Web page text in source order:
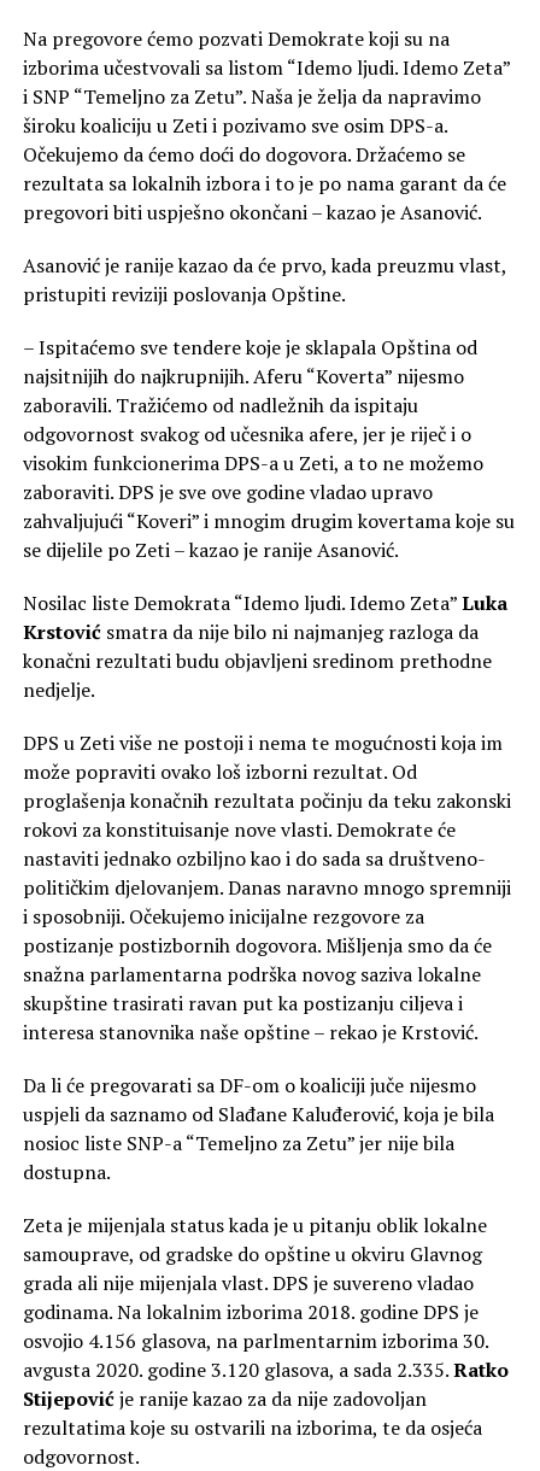
Na pregovore ćemo pozvati Demokrate koji su na
izborima učestvovali sa listom “Idemo ljudi. Idemo Zeta”
i SNP “Temeljno za Zetu”. Naša je želja da napravimo
široku koaliciju u Zeti i pozivamo sve osim DPS-a.
Očekujemo da ćemo doći do dogovora. Držaćemo se
rezultata sa lokalnih izbora i to je po nama garant da će
pregovori biti uspješno okončani – kazao je Asanović.
Asanović je ranije kazao da će prvo, kada preuzmu vlast,
pristupiti reviziji poslovanja Opštine.
– Ispitaćemo sve tendere koje je sklapala Opština od
najsitnijih do najkrupnijih. Aferu “Koverta” nijesmo
zaboravili. Tražićemo od nadležnih da ispitaju
odgovornost svakog od učesnika afere, jer je riječ i o
visokim funkcionerima DPS-a u Zeti, a to ne možemo
zaboraviti. DPS je sve ove godine vladao upravo
zahvaljujući “Koveri” i mnogim drugim kovertama koje su
se dijelile po Zeti – kazao je ranije Asanović.
Nosilac liste Demokrata “Idemo ljudi. Idemo Zeta”Luka
Krstovićsmatra da nije bilo ni najmanjeg razloga da
konačni rezultati budu objavljeni sredinom prethodne
nedjelje.
DPS u Zeti više ne postoji i nema te mogućnosti koja im
može popraviti ovako loš izborni rezultat. Od
proglašenja konačnih rezultata počinju da teku zakonski
rokovi za konstituisanje nove vlasti. Demokrate će
nastaviti jednako ozbiljno kao i do sada sa društveno-
političkim djelovanjem. Danas naravno mnogo spremniji
i sposobniji. Očekujemo inicijalne rezgovore za
postizanje postizbornih dogovora. Mišljenja smo da će
snažna parlamentarna podrška novog saziva lokalne
skupštine trasirati ravan put ka postizanju ciljeva i
interesa stanovnika naše opštine – rekao je Krstović.
Da li će pregovarati sa DF-om o koaliciji juče nijesmo
uspjeli da saznamo od Slađane Kaluđerović, koja je bila
nosioc liste SNP-a “Temeljno za Zetu” jer nije bila
dostupna.
Zeta je mijenjala status kada je u pitanju oblik lokalne
samouprave, od gradske do opštine u okviru Glavnog
grada ali nije mijenjala vlast. DPS je suvereno vladao
godinama. Na lokalnim izborima 2018. godine DPS je
osvojio 4.156 glasova, na parlmentarnim izborima 30.
avgusta 2020. godine 3.120 glasova, a sada 2.335.Ratko
Stijepovićje ranije kazao za da nije zadovoljan
rezultatima koje su ostvarili na izborima, te da osjeća
odgovornost.